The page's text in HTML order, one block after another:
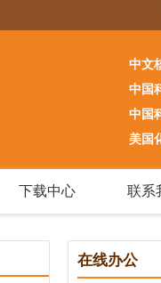
中文
中国
中国
美国
下载中心 联系
在线办公